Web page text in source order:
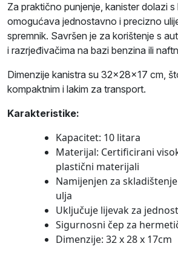
Za praktično punjenje, kanister dolazi s
omogućava jednostavno i precizno
spremnik. Savršen je za korištenje s
i razrjeđivačima na bazi benzina ili
Dimenzije kanistra su 32x28x17 cm,
kompaktnim i lakim za transport.
Karakteristike:
Kapacitet: 10 litara
Materijal: Certificirani
plastični materijali
Namijenjen za
ulja
Uključuje lijevak za
Sigurnosni čep za
Dimenzije: 32 x 28 x 17cm